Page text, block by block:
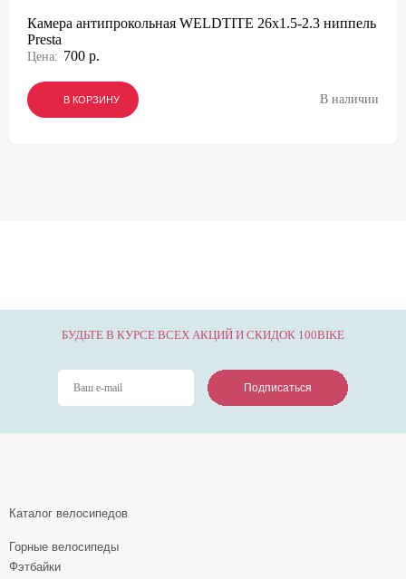
Камера антипрокольная WELDTITE 26x1.5-2.3 ниппель
Presta
Цена: 700 р.
В КОРЗИНУ
В КОРЗИНУ
В КОРЗИНУ В наличии
БУДЬТЕ В КУРСЕ ВСЕХ АКЦИЙ И СКИДОК 100BIKE
Подписаться
Подписаться
Подписаться
Каталог велосипедов
Горные велосипеды
Фэтбайки